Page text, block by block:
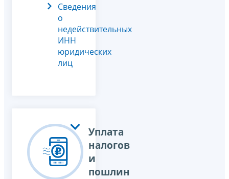
Сведения
о
недействительных
ИНН
юридических
лиц
Уплата
налогов
и
пошлин